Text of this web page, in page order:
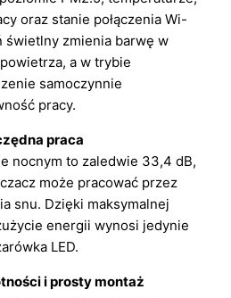
oraz stanie połączenia Wi-
świetlny zmienia barwę w
a w trybie
samoczynnie
pracy.
praca
nocnym to zaledwie 33,4 dB,
może pracować przez
snu. Dzięki maksymalnej
energii wynosi jedynie
LED.
i prosty montaż